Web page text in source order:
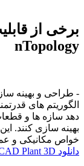
برخی از
nTopology
الگوریتم های
دهد سازه ها و
بهینه سازی کنند.
خواص مکانیکی و
دانلود Autodesk AutoCAD Plant 3D